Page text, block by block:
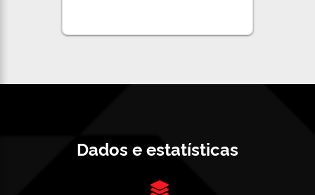
Dados e estatísticas